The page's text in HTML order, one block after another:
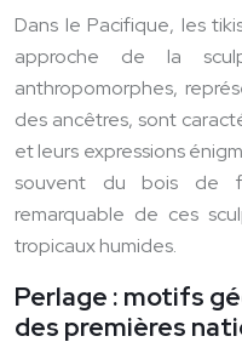
Dans le Pacifique, les
approche de la
anthropomorphes,
des ancêtres, sont
et leurs expressions
souvent du bois de
remarquable de ces
tropicaux humides.
Perlage : motifs
des premières